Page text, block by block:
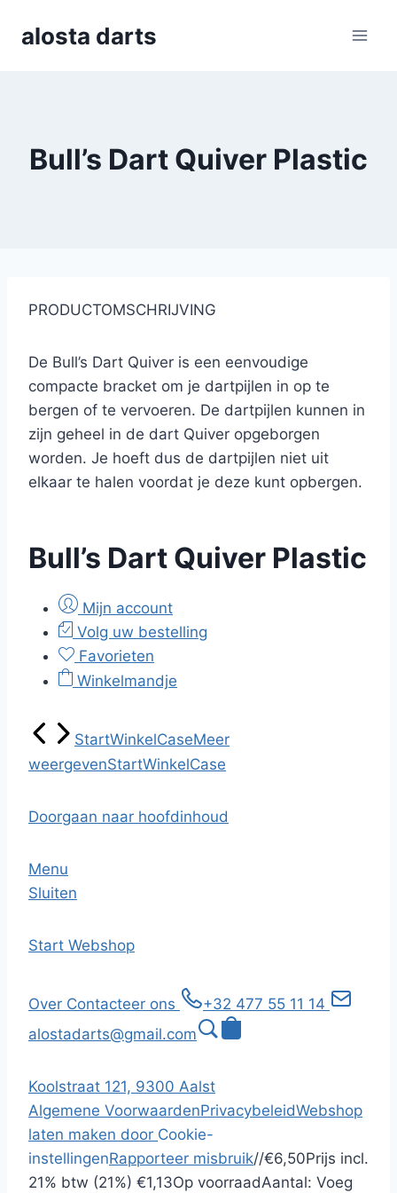
alosta darts
Bull’s Dart Quiver Plastic
PRODUCTOMSCHRIJVING
De Bull’s Dart Quiver is een eenvoudige
compacte bracket om je dartpijlen in op te
bergen of te vervoeren. De dartpijlen kunnen in
zijn geheel in de dart Quiver opgeborgen
worden. Je hoeft dus de dartpijlen niet uit
elkaar te halen voordat je deze kunt opbergen.
Bull’s Dart Quiver Plastic
Mijn account
Volg uw bestelling
Favorieten
Winkelmandje
StartWinkelCaseMeer
weergevenStartWinkelCase
Doorgaan naar hoofdinhoud
Menu
Sluiten
Start Webshop
Over Contacteer ons
+32 477 55 11 14
alostadarts@gmail.com
Koolstraat 121, 9300 Aalst
Algemene VoorwaardenPrivacybeleidWebshop
laten maken door Cookie-
instellingenRapporteer misbruik//€6,50Prijs incl.
21% btw (21%) €1,13Op voorraadAantal: Voeg